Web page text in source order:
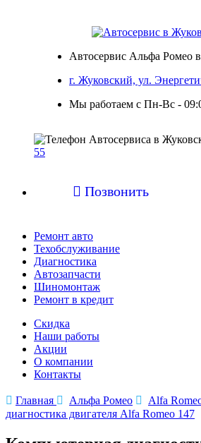
Автосервис Альфа Ромео
г. Жуковский, ул.
Мы работаем с Пн-Вc -
55
 Позвонить
Ремонт авто
Техобслуживание
Диагностика
Автозапчасти
Шиномонтаж
Ремонт в кредит
Скидка
Наши работы
Акции
О компании
Контакты
 Главная  Альфа Ромео  Alfa
диагностика двигателя Alfa Romeo 147